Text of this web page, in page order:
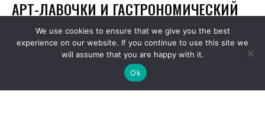
We use cookies to ensure that we give you the best
experience on our website. If you continue to use this site we
will assume that you are happy with it.
Ok